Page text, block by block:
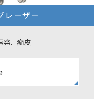
レーザー
発、痂皮